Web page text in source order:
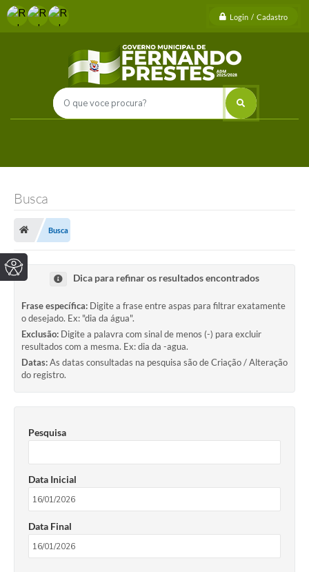
Login / Cadastro
Busca
Busca
Dica para refinar os resultados encontrados
Frase específica: Digite a frase entre aspas para filtrar exatamente
o desejado. Ex: "dia da água".
Exclusão: Digite a palavra com sinal de menos (-) para excluir
resultados com a mesma. Ex: dia da -agua.
Datas:As datas consultadas na pesquisa são de Criação / Alteração
do registro.
Pesquisa
Data Inicial
Data Final